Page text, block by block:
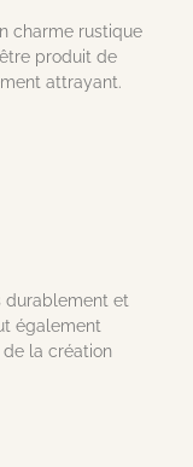
charme rustique
produit de
attrayant.
durablement et
également
la création